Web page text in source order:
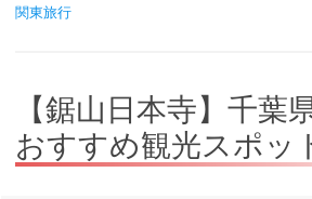
関東旅行
【鋸山日本寺】千葉
おすすめ観光スポッ